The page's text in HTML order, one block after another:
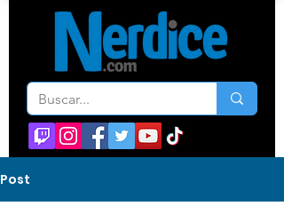
Post